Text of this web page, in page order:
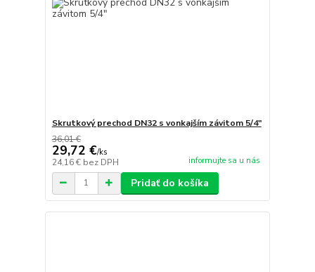
Skrutkový prechod DN32 s vonkajším závitom 5/4"
36,01 €
29,72 €/ks
24,16 € bez DPH informujte sa u nás
Pridať do košíka